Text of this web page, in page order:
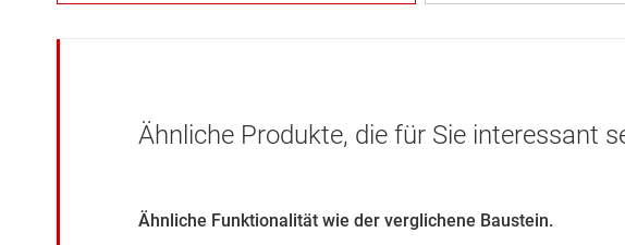
Ähnliche Produkte, die für Sie interessant
Ähnliche Funktionalität wie der verglichene Baustein.